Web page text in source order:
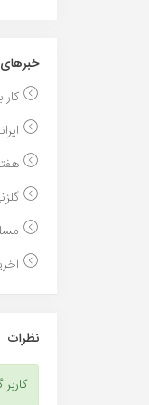
نظرات